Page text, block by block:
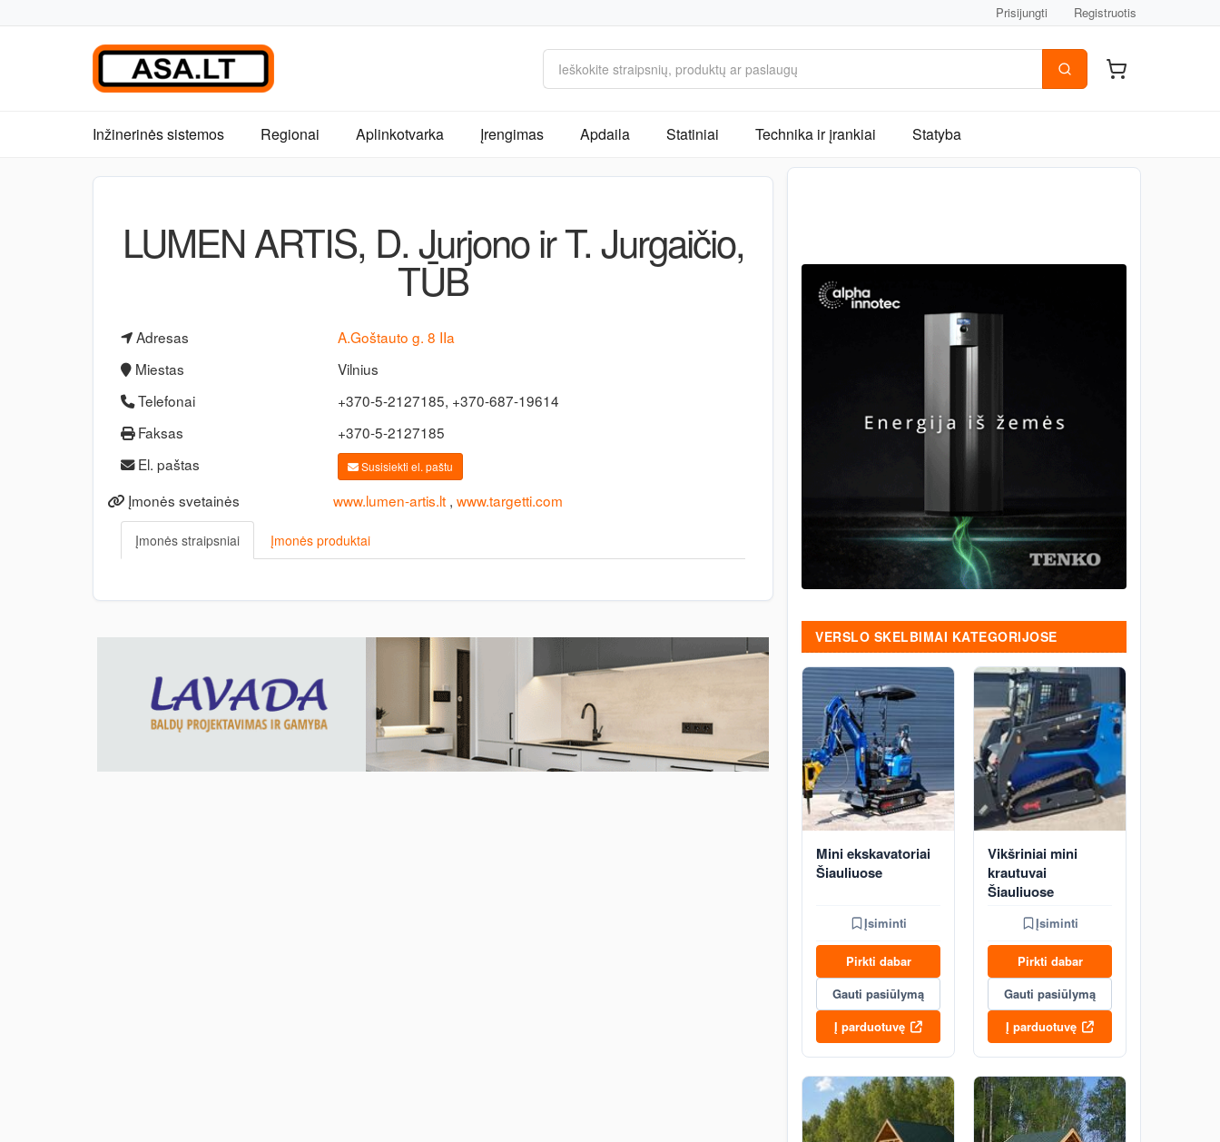
Prisijungti Registruotis
Inžinerinės sistemos Regionai Aplinkotvarka Įrengimas Apdaila Statiniai Technika ir įrankiai Statyba
LUMEN ARTIS, D. Jurjono ir T. Jurgaičio,
TŪB
Adresas
A.Goštauto g. 8 IIa
Miestas
Vilnius
Telefonai
+370-5-2127185, +370-687-19614
Faksas
+370-5-2127185
El. paštas
Susisiekti el. paštu
Įmonės svetainės www.lumen-artis.lt ,www.targetti.com
Įmonės straipsniai Įmonės produktai
VERSLO SKELBIMAI KATEGORIJOSE
Mini ekskavatoriai
Šiauliuose
Įsiminti
Pirkti dabar
Gauti pasiūlymą
Į parduotuvę
Vikšriniai mini
krautuvai
Šiauliuose
Įsiminti
Pirkti dabar
Gauti pasiūlymą
Į parduotuvę